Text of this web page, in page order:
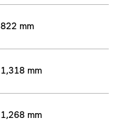
822 mm
1,318 mm
1,268 mm